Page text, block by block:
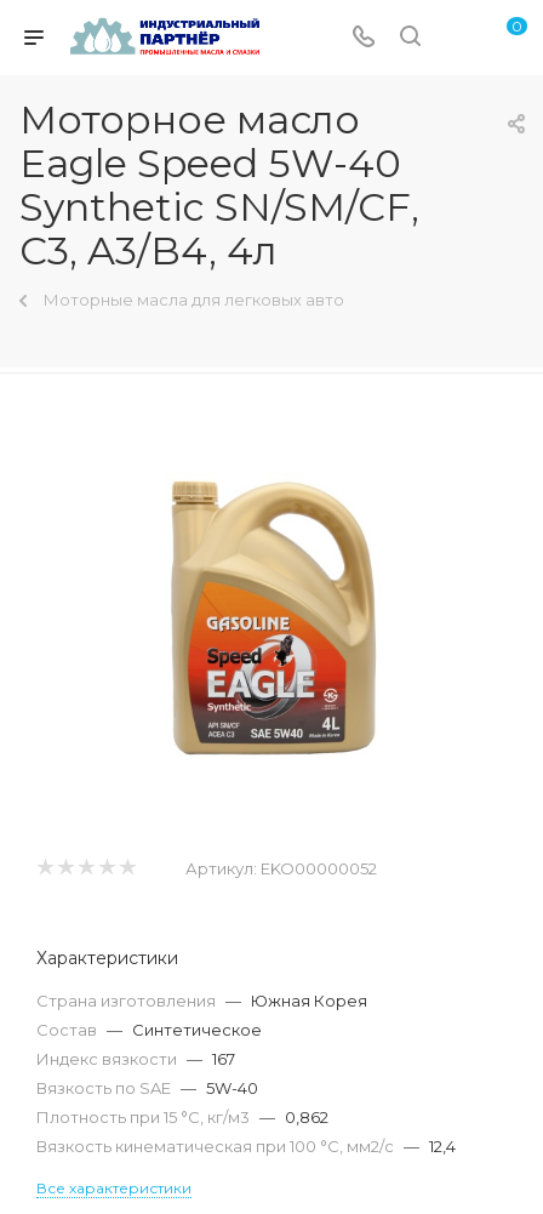
0
Моторное масло
Eagle Speed 5W-40
Synthetic SN/SM/CF,
C3, A3/B4, 4л
Моторные масла для легковых авто
Артикул: EKO00000052
Характеристики
Страна изготовления — Южная Корея
Состав — Синтетическое
Индекс вязкости — 167
Вязкость по SAE — 5W-40
Плотность при 15 °С, кг/м3 — 0,862
Вязкость кинематическая при 100 °С, мм2/с — 12,4
Все характеристики